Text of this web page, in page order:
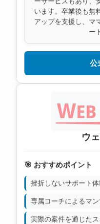
います。卒業後も無
アップを支援し、マ
ー
公
ウ
🎯 おすすめポイント
挫折しないサポート体
専属コーチによるマ
実際の案件を通じた